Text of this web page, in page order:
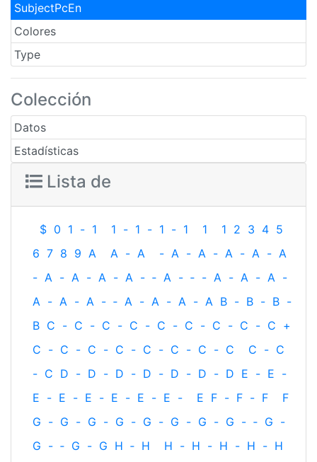
SubjectPcEn
Colores
Type
Colección
Datos
Estadísticas
Lista de
$ 0 1 - 1 1 - 1 - 1 - 1 1 1 2 3 4 5
6 7 8 9 A A - A - A - A - A - A - A
- A - A - A - A - ‐ A - ‐ - A - A - A -
A - A - A - ‐ A - A - A - A B - B - B -
B C - C - C - C - C - C - C - C - C +
C - C - C - C - C - C - C - C C - C
- C D - D - D - D - D - D - D E - E -
E - E - E - E - E - E - E F - F - F
F
G - G - G - G - G - G - G - G - ‐ G -
G - ‐ G - G H ‐ H H - H - H - H - H